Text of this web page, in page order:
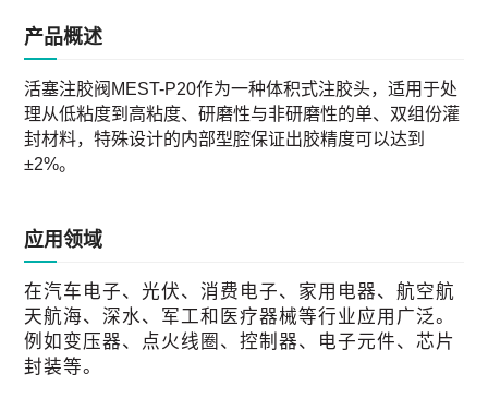
产品概述
活塞注胶阀MEST-P20作为一种体积式注胶头，适用于处
理从低粘度到高粘度、研磨性与非研磨性的单、双组份灌
封材料，特殊设计的内部型腔保证出胶精度可以达到
±2%。
应用领域
在汽车电子、光伏、消费电子、家用电器、航空航
天航海、深水、军工和医疗器械等行业应用广泛。
例如变压器、点火线圈、控制器、电子元件、芯片
封装等。